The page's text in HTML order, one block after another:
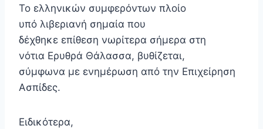
To ελληνικών συμφερόντων πλοίο
υπό λιβεριανή σημαία που
δέχθηκε επίθεση νωρίτερα σήμερα στη
νότια Ερυθρά Θάλασσα, βυθίζεται,
σύμφωνα με ενημέρωση από την Επιχείρηση
Ασπίδες.
Ειδικότερα,